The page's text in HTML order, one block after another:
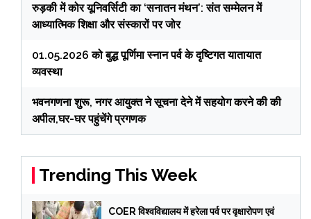
रुड़की में कोर यूनिवर्सिटी का ‘सनातन मंथन’: संत सम्मेलन में
आध्यात्मिक शिक्षा और संस्कारों पर जोर
01.05.2026 को बुद्ध पूर्णिमा स्नान पर्व के दृष्टिगत यातायात
व्यवस्था
भवनगणना शुरू, नगर आयुक्त ने सूचना देने में सहयोग करने की की
अपील,घर-घर पहुंचेंगे प्रगणक
Trending This Week
COER विश्वविद्यालय में हरेला पर्व पर वृक्षारोपण एवं